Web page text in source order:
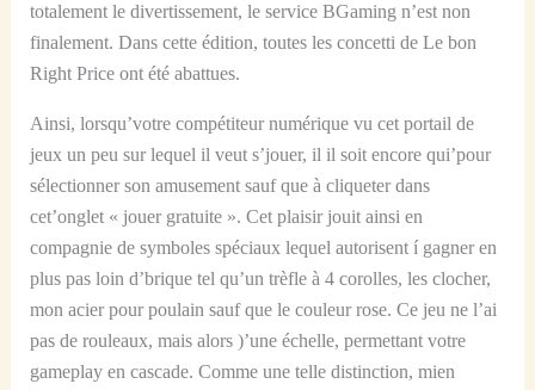
totalement le divertissement, le service BGaming n’est non
finalement. Dans cette édition, toutes les concetti de Le bon
Right Price ont été abattues.
Ainsi, lorsqu’votre compétiteur numérique vu cet portail de
jeux un peu sur lequel il veut s’jouer, il il soit encore qui’pour
sélectionner son amusement sauf que à cliqueter dans
cet’onglet « jouer gratuite ». Cet plaisir jouit ainsi en
compagnie de symboles spéciaux lequel autorisent í gagner en
plus pas loin d’brique tel qu’un trèfle à 4 corolles, les clocher,
mon acier pour poulain sauf que le couleur rose. Ce jeu ne l’ai
pas de rouleaux, mais alors )’une échelle, permettant votre
gameplay en cascade. Comme une telle distinction, mien